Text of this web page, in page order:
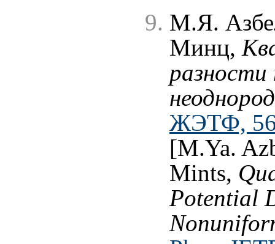
М.Я.
Минц,
разности
ЖЭТФ, 56
[M.Ya.
Mints,
Potential